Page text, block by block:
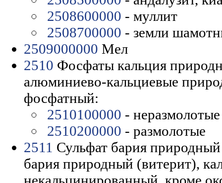
2508600000 - муллит
2508700000 - земли
2509000000 Мел
2510 Фосфаты кальция
алюминиево-кальциевые
фосфатный:
2510100000 - неразмолотые
2510200000 - размолотые
2511 Сульфат бария
бария природный (витерит),